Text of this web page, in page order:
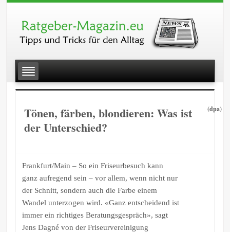
Tönen, färben, blondieren: Was ist
der Unterschied?
(dpa)
Frankfurt/Main – So ein Friseurbesuch kann
ganz aufregend sein – vor allem, wenn nicht nur
der Schnitt, sondern auch die Farbe einem
Wandel unterzogen wird. «Ganz entscheidend ist
immer ein richtiges Beratungsgespräch», sagt
Jens Dagné von der Friseurvereinigung